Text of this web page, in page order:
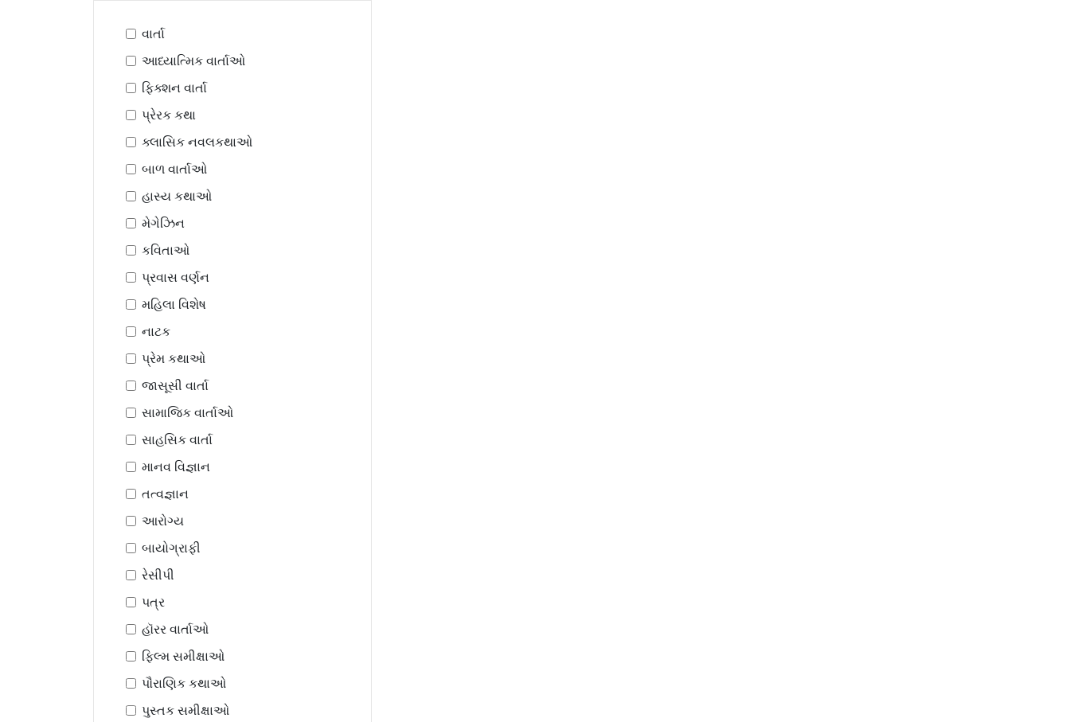
વાર્તા
આધ્યાત્મિક વાર્તાઓ
ફિક્શન વાર્તા
પ્રેરક કથા
ક્લાસિક નવલકથાઓ
બાળ વાર્તાઓ
હાસ્ય કથાઓ
મેગેઝિન
કવિતાઓ
પ્રવાસ વર્ણન
મહિલા વિશેષ
નાટક
પ્રેમ કથાઓ
જાસૂસી વાર્તા
સામાજિક વાર્તાઓ
સાહસિક વાર્તા
માનવ વિજ્ઞાન
તત્વજ્ઞાન
આરોગ્ય
બાયોગ્રાફી
રેસીપી
પત્ર
હૉરર વાર્તાઓ
ફિલ્મ સમીક્ષાઓ
પૌરાણિક કથાઓ
પુસ્તક સમીક્ષાઓ